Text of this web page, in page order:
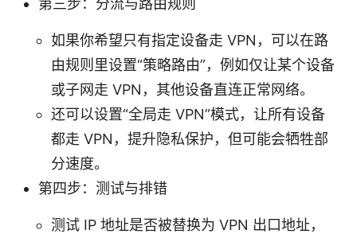
第三步：分流与路由规则
如果你希望只有指定设备走 VPN，可以在路
由规则里设置“策略路由”，例如仅让某个设备
或子网走 VPN，其他设备直连正常网络。
还可以设置“全局走 VPN”模式，让所有设备
都走 VPN，提升隐私保护，但可能会牺牲部
分速度。
第四步：测试与排错
测试 IP 地址是否被替换为 VPN 出口地址，